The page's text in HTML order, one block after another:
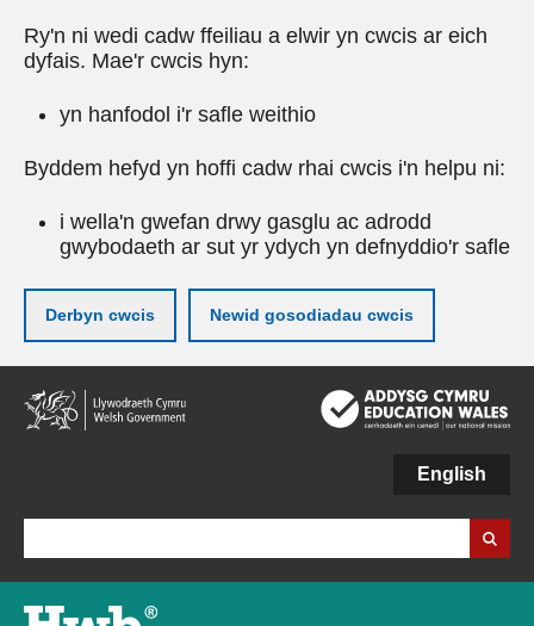
Ry'n ni wedi cadw ffeiliau a elwir yn cwcis ar eich
dyfais. Mae'r cwcis hyn:
yn hanfodol i'r safle weithio
Byddem hefyd yn hoffi cadw rhai cwcis i'n helpu ni:
i wella'n gwefan drwy gasglu ac adrodd
gwybodaeth ar sut yr ydych yn defnyddio'r safle
Derbyn cwcis Newid gosodiadau cwcis
Neidio
i'r
prif
English